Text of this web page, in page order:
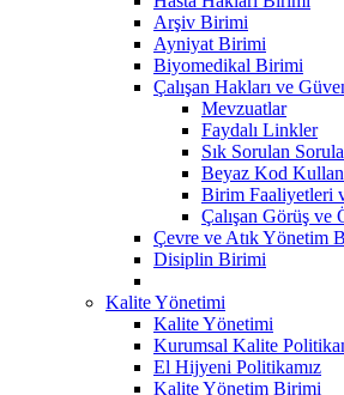
Arşiv Birimi
Ayniyat Birimi
Biyomedikal Birimi
Çalışan Hakları ve
Mevzuatlar
Faydalı Linkler
Sık Sorulan
Beyaz Kod
Birim Faaliyetleri
Çalışan Görüş
Çevre ve Atık Yönetim
Disiplin Birimi
Kalite Yönetimi
Kalite Yönetimi
Kurumsal Kalite
El Hijyeni Politikamız
Kalite Yönetim Birimi